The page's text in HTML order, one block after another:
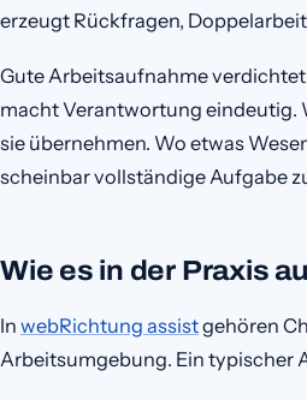
erzeugt Rückfragen,
Gute Arbeitsaufnahme
macht Verantwortung eindeutig.
sie übernehmen. Wo etwas
scheinbar vollständige Aufgabe
Wie es in der Praxis
In webRichtung assistgehören
Arbeitsumgebung. Ein typischer